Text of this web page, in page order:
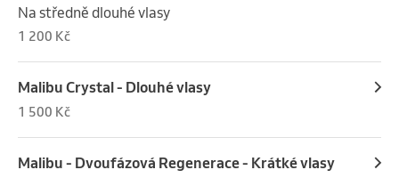
Na středně dlouhé vlasy
1 200 Kč
Malibu Crystal - Dlouhé vlasy
1 500 Kč
Malibu - Dvoufázová Regenerace - Krátké vlasy